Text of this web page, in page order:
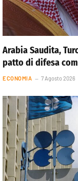
Arabia Saudita,
patto di difesa
ECONOMIA 7 Agosto 2026